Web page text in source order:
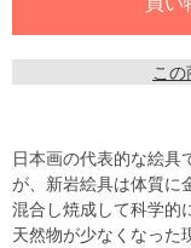
こ
日本画の代表的な絵具
が、新岩絵具は体質に
混合し焼成して科学的
天然物が少なくなった